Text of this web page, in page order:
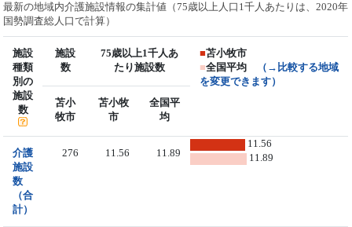
最新の地域内介護施設情報の集計値（75歳以上人口1千人あたりは、2020年
国勢調査総人口で計算）
施設
種類
別の
施設
数
施設
数
75歳以上1千人あ
たり施設数
■苫小牧市
■全国平均
（→比較する地域
を変更できます）
苫小
牧市
苫小牧
市
全国平
均
介護
施設
数
（合
計）
276 11.56 11.89
11.56
11.89